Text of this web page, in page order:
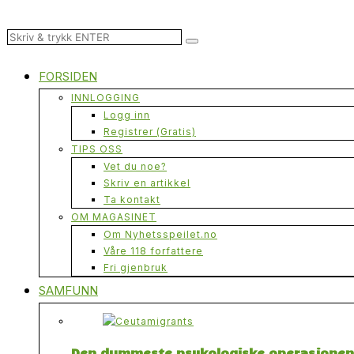
FORSIDEN
INNLOGGING
Logg inn
Registrer (Gratis)
TIPS OSS
Vet du noe?
Skriv en artikkel
Ta kontakt
OM MAGASINET
Om Nyhetsspeilet.no
Våre 118 forfattere
Fri gjenbruk
SAMFUNN